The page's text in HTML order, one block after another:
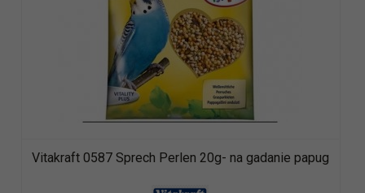
Vitakraft 0587 Sprech Perlen 20g- na gadanie papug